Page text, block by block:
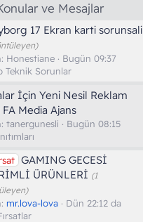
ve Mesajlar
17 Ekran karti sorunsali
Honestiane
Bugün 09:37
Teknik Sorunlar
İçin Yeni Nesil Reklam
FA Media Ajans
tanergunesli
Bugün 08:15
GAMING GECESİ
ÜRÜNLERİ (1
mr.lova-lova
Dün 22:12 da